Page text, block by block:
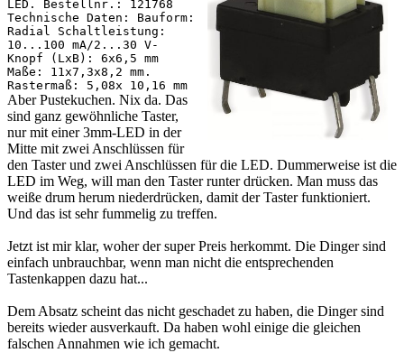
LED. Bestellnr.: 121768
Technische Daten: Bauform:
Radial Schaltleistung:
10...100 mA/2...30 V-
Knopf (LxB): 6x6,5 mm
Maße: 11x7,3x8,2 mm.
Rastermaß: 5,08x 10,16 mm
Aber Pustekuchen. Nix da. Das
sind ganz gewöhnliche Taster,
nur mit einer 3mm-LED in der
Mitte mit zwei Anschlüssen für
den Taster und zwei Anschlüssen für die LED. Dummerweise ist die
LED im Weg, will man den Taster runter drücken. Man muss das
weiße drum herum niederdrücken, damit der Taster funktioniert.
Und das ist sehr fummelig zu treffen.
Jetzt ist mir klar, woher der super Preis herkommt. Die Dinger sind
einfach unbrauchbar, wenn man nicht die entsprechenden
Tastenkappen dazu hat...
Dem Absatz scheint das nicht geschadet zu haben, die Dinger sind
bereits wieder ausverkauft. Da haben wohl einige die gleichen
falschen Annahmen wie ich gemacht.